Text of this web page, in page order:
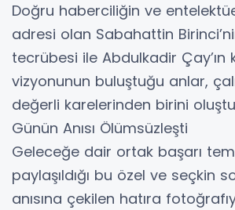
Doğru haberciliğin ve
adresi olan Sabahattin
tecrübesi ile Abdulkadir Çay’ın
vizyonunun buluştuğu anlar,
değerli karelerinden birini
​Günün Anısı Ölümsüzleşti
​Geleceğe dair ortak başarı
paylaşıldığı bu özel ve seçkin
anısına çekilen hatıra